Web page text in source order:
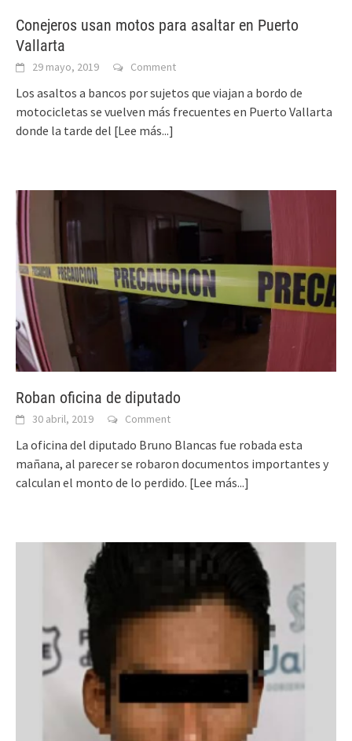
Conejeros usan motos para asaltar en Puerto
Vallarta
29 mayo, 2019 Comment
Los asaltos a bancos por sujetos que viajan a bordo de
motocicletas se vuelven más frecuentes en Puerto Vallarta
donde la tarde del [Lee más...]
Roban oficina de diputado
30 abril, 2019 Comment
La oficina del diputado Bruno Blancas fue robada esta
mañana, al parecer se robaron documentos importantes y
calculan el monto de lo perdido. [Lee más...]